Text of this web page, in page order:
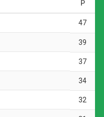
dificuldades
e as chances claras
intervalo foi do
fez um cruzamento
com força, mas
e o Corinthians